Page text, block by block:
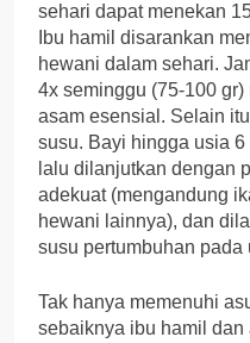
sehari dapat menekan
Ibu hamil disarankan
hewani dalam sehari.
4x seminggu (75-100
asam esensial. Selain
susu. Bayi hingga usia
lalu dilanjutkan dengan
adekuat (mengandung
hewani lainnya), dan
susu pertumbuhan pada
Tak hanya memenuhi
sebaiknya ibu hamil